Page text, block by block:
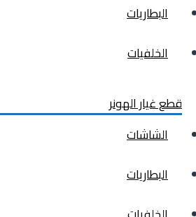
البطاريات
الخلفيات
قطع غيار الهونر
الشاشات
البطاريات